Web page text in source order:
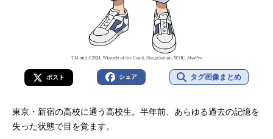
ポスト シェア タグ画像まとめ
東京・新宿の高校に通う高校生。半年前、あらゆる過去の記憶を
失った状態で目を覚ます。